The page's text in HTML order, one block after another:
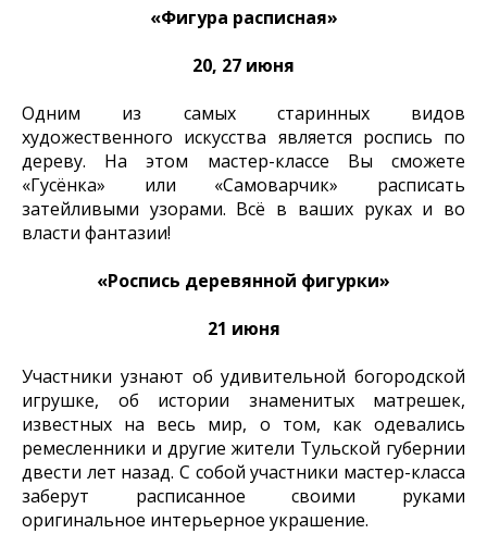
«Фигура расписная»
20, 27 июня
Одним из самых старинных видов
художественного искусства является роспись по
дереву. На этом мастер-классе Вы сможете
«Гусёнка» или «Самоварчик» расписать
затейливыми узорами. Всё в ваших руках и во
власти фантазии!
«Роспись деревянной фигурки»
21 июня
Участники узнают об удивительной богородской
игрушке, об истории знаменитых матрешек,
известных на весь мир, о том, как одевались
ремесленники и другие жители Тульской губернии
двести лет назад. С собой участники мастер-класса
заберут расписанное своими руками
оригинальное интерьерное украшение.